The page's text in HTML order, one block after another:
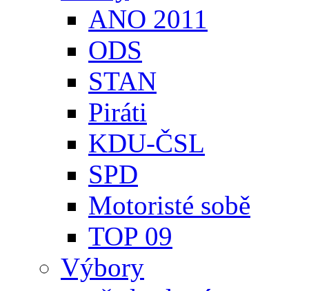
ANO 2011
ODS
STAN
Piráti
KDU-ČSL
SPD
Motoristé sobě
TOP 09
Výbory